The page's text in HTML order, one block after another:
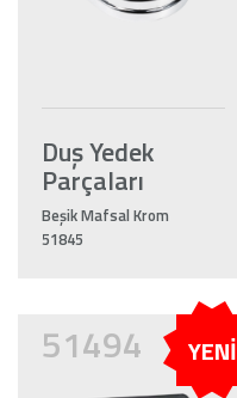
Duş Yedek
Parçaları
Beşik Mafsal Krom
51845
51494 YENİ